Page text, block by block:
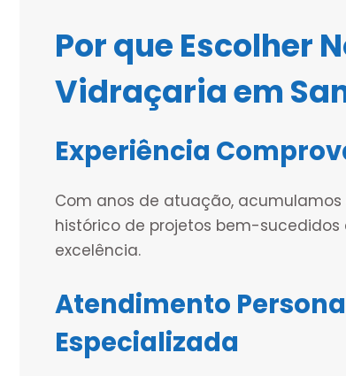
Por que Escolher
Vidraçaria em
Experiência
Com anos de atuação,
histórico de projetos bem-
excelência.
Atendimento
Especializada